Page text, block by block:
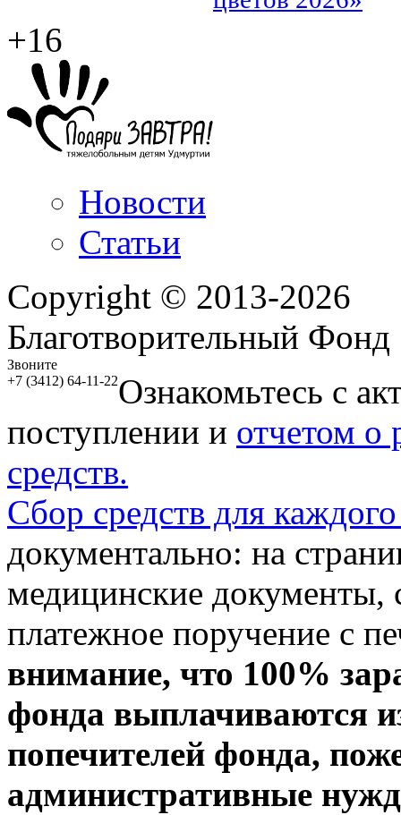
+16
Новости
Статьи
Copyright © 2013-2026
Благотворительный
Звоните
+7 (3412) 64-11-22Ознакомьтесь с
поступлении и отчетом о
средств.
Сбор средств для
документально: на
медицинские документы,
платежное поручение с
внимание, что 100%
фонда выплачиваются
попечителей фонда,
административные